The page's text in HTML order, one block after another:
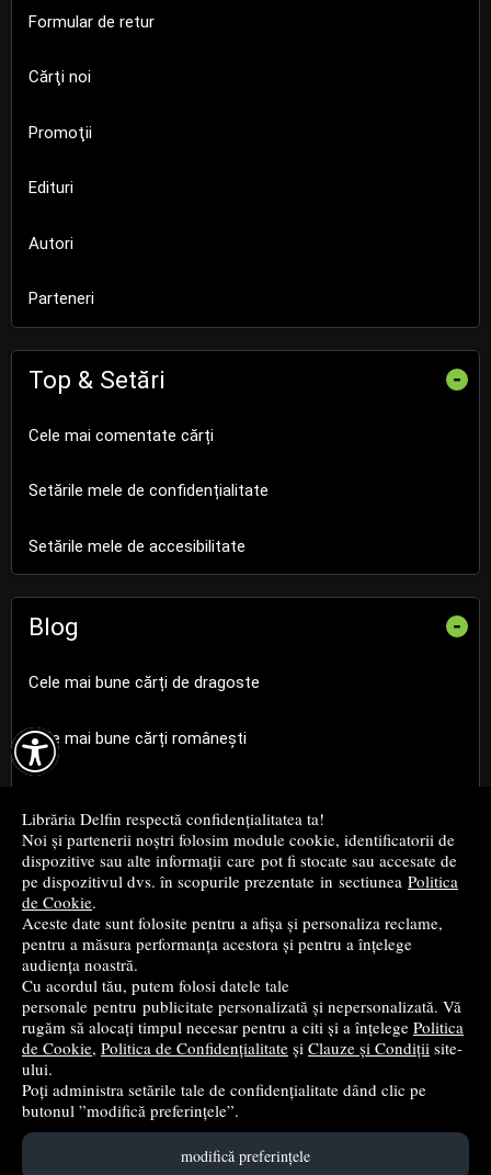

Librăria Delfin respectă confidențialitatea ta!
Noi și partenerii noștri folosim module cookie, identificatorii de
dispozitive sau alte informații care pot fi stocate sau accesate de
pe dispozitivul dvs. în scopurile prezentate in sectiunea Politica
de Cookie.
Aceste date sunt folosite pentru a afișa și personaliza reclame,
pentru a măsura performanța acestora și pentru a înțelege
audiența noastră.
Cu acordul tău, putem folosi datele tale
personale pentru publicitate personalizată și nepersonalizată. Vă
rugăm să alocați timpul necesar pentru a citi și a înțelege Politica
de Cookie, Politica de Confidențialitate și Clauze și Condiții site-
ului.
Poți administra setările tale de confidențialitate dând clic pe
butonul ”modifică preferințele”.
modifică preferințele
Formular de retur
Cărţi noi
Promoţii
Edituri
Autori
Parteneri
Top & Setări -
Cele mai comentate cărți
Setările mele de confidențialitate
Setările mele de accesibilitate
Blog -
Cele mai bune cărți de dragoste
Cele mai bune cărți românești
Cele mai bune cărți de istorie
Top cărți beletristică
...toate știrile
© 2004 - 2026 Grup DZC SRL
Magazin onlinecreat de Vital Soft
Created in 0.0962 sec